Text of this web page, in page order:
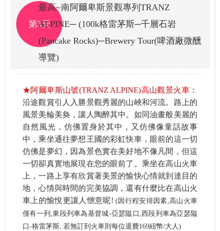
第3天
最高~南阿爾卑斯景觀專列TRANZ
ALPINE─ (100k格雷茅斯─千層石岩
(Pancake Rocks)─Brewery Tour(啤酒廠微醺
導覽)
★阿爾卑斯山號(TRANZ ALPINE)高山觀景火車：
沿途觀賞引人入勝景觀秀麗的山峽和河流。路上的
風景美輪美奐，讓人陶醉其中。如同油畫般美麗的
自然風光，仿佛置身於其中，又仿佛像童話故事
中，乘坐通往夢想王國的彩虹快車，眼前的這一切
仿佛是夢幻，因為景色實在美好地不像凡間，但這
一切卻真實地展現在您的眼前了。乘坐在高山火車
上，一路上享有欣賞著美景的愉快心情就到達目的
地，心情與時間的完美協調，還有什麼比在高山火
車上的愉悅更讓人愜意呢! (因行程安排因素,高山火車
僅有一列,東段列車為基督城-亞瑟隘口,西段列車為亞瑟隘
口-格雷茅斯, 若無訂到火車則每位退費169紐幣/大人)